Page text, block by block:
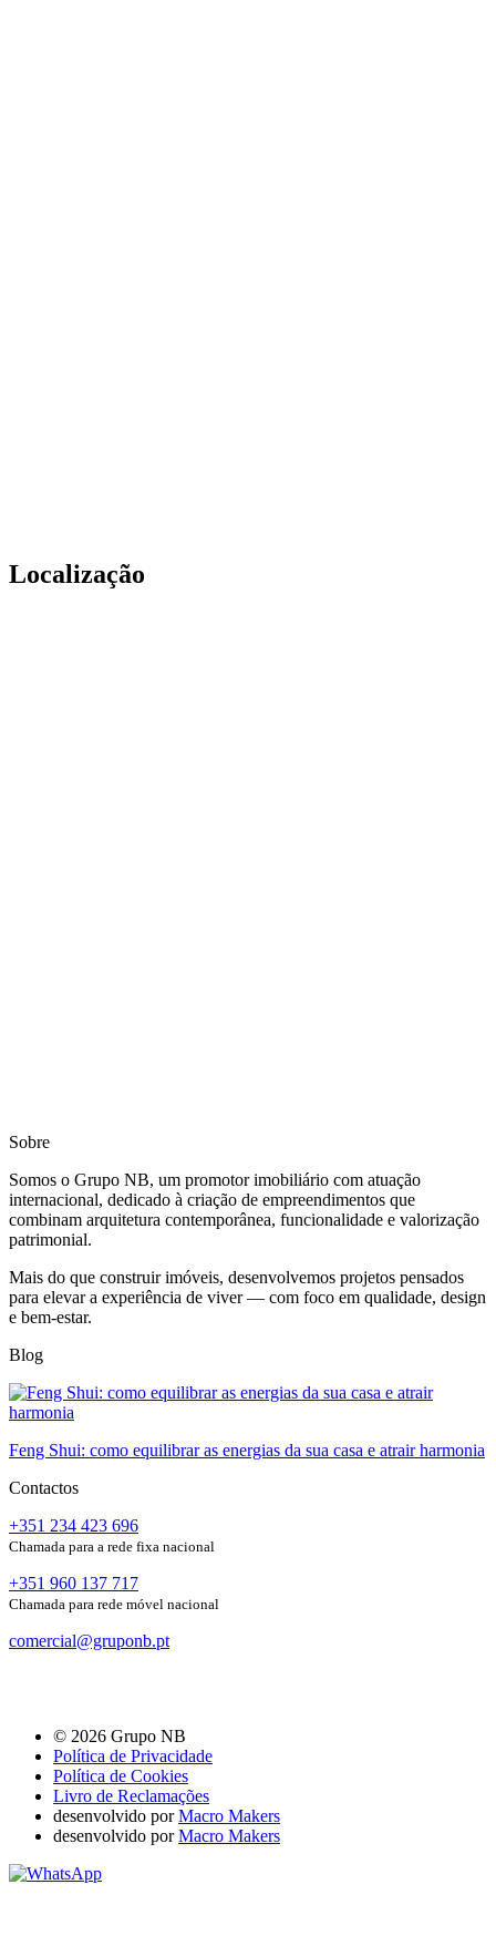
Localização
Sobre
Somos o Grupo NB, um promotor imobiliário com atuação
internacional, dedicado à criação de empreendimentos que
combinam arquitetura contemporânea, funcionalidade e valorização
patrimonial.
Mais do que construir imóveis, desenvolvemos projetos pensados
para elevar a experiência de viver — com foco em qualidade, design
e bem-estar.
Blog
Feng Shui: como equilibrar as energias da sua casa e atrair harmonia
Contactos
+351 234 423 696
Chamada para a rede fixa nacional
+351 960 137 717
Chamada para rede móvel nacional
comercial@gruponb.pt
© 2026 Grupo NB
Política de Privacidade
Política de Cookies
Livro de Reclamações
desenvolvido porMacro Makers
desenvolvido porMacro Makers